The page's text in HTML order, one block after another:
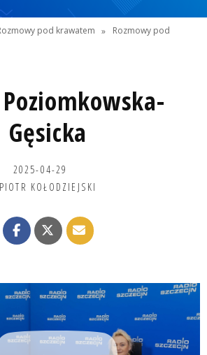
pod krawatem »
Rozmowy pod
Gęsicka
2025-04-29
PIOTR KOŁODZIEJSKI